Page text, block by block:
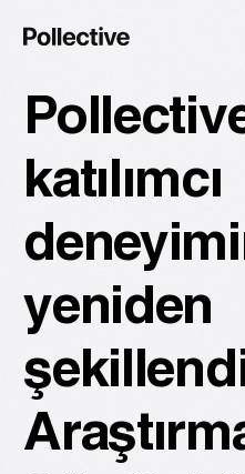
katılımcı
yeniden